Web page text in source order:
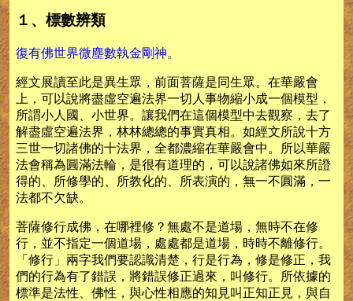
１、標數辨類
復有佛世界微塵數執金剛神。
經文展讀至此是異生眾，前面菩薩是同生眾。在華嚴會
上，可以說將盡虛空遍法界一切人事物縮小成一個模型，
所謂小人國、小世界。讓我們在這個模型中去觀察，去了
解盡虛空遍法界，林林總總的事實真相。如經文所說十方
三世一切諸佛的十法界，全都濃縮在華嚴會中。所以華嚴
法會稱為圓滿法輪，是很有道理的，可以說諸佛如來所證
得的、所修學的、所教化的、所表演的，無一不圓滿，一
法都不欠缺。
菩薩修行成佛，在哪裡修？無處不是道場，無時不在修
行，並不指定一個道場，處處都是道場，時時不離修行。
「修行」兩字我們要認識清楚，行是行為，修是修正，我
們的行為有了錯誤，將錯誤修正過來，叫修行。所依據的
標準是法性、佛性，與心性相應的知見叫正知正見，與自